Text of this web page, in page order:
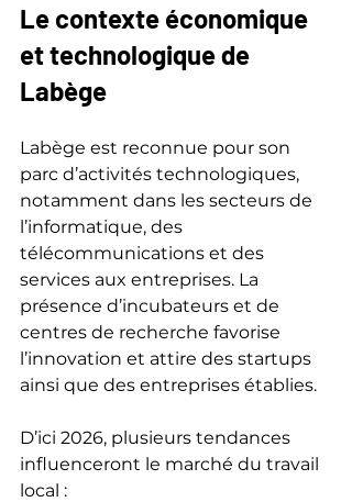
Le contexte économique
et technologique de
Labège
Labège est reconnue pour son
parc d’activités technologiques,
notamment dans les secteurs de
l’informatique, des
télécommunications et des
services aux entreprises. La
présence d’incubateurs et de
centres de recherche favorise
l’innovation et attire des startups
ainsi que des entreprises établies.
D’ici 2026, plusieurs tendances
influenceront le marché du travail
local :